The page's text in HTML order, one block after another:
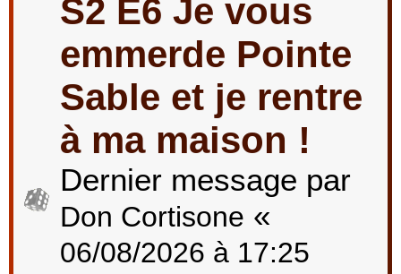
S2 E6 Je vous
emmerde Pointe
Sable et je rentre
à ma maison !
Dernier message par
Don Cortisone «
06/08/2026 à 17:25